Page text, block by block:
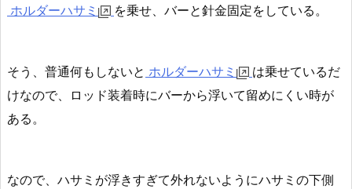
ホルダーハサミ を乗せ、 バーと針金固定をしている。
そう、普通何もしないと ホルダーハサミ は乗せているだ
けなので、ロッド装着時にバーから浮いて留めにくい時が
ある。
なので、ハサミが浮きすぎて外れないようにハサミの下側